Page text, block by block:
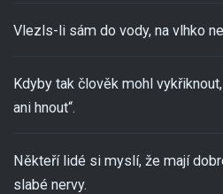
Vlezls-li sám do vody, na vlhko
Kdyby tak člověk mohl
ani hnout“.
Někteří lidé si myslí, že mají
slabé nervy.